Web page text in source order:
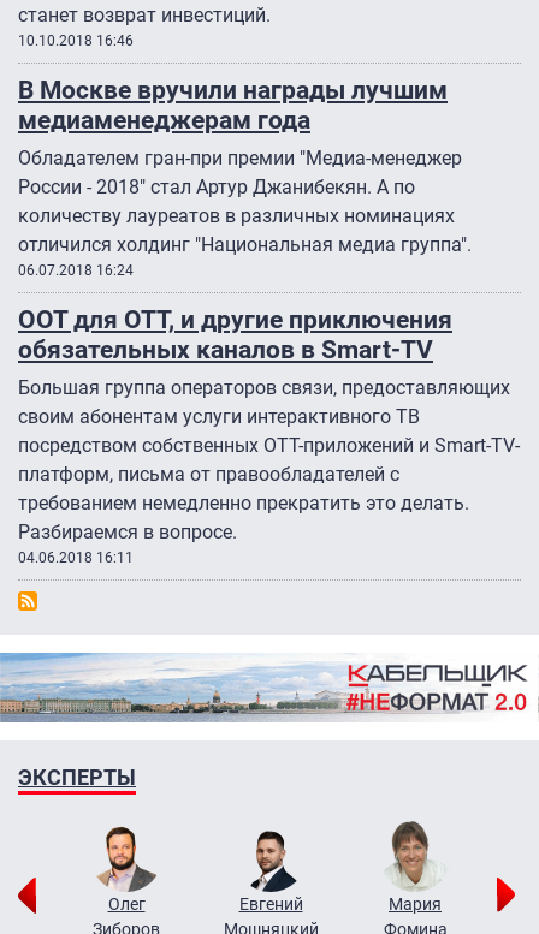
станет возврат инвестиций.
10.10.2018 16:46
В Москве вручили награды лучшим
медиаменеджерам года
Обладателем гран-при премии "Медиа-менеджер
России - 2018" стал Артур Джанибекян. А по
количеству лауреатов в различных номинациях
отличился холдинг "Национальная медиа группа".
06.07.2018 16:24
ООТ для ОТТ, и другие приключения
обязательных каналов в Smart-TV
Большая группа операторов связи, предоставляющих
своим абонентам услуги интерактивного ТВ
посредством собственных ОТТ-приложений и Smart-TV-
платформ, письма от правообладателей с
требованием немедленно прекратить это делать.
Разбираемся в вопросе.
04.06.2018 16:11
ЭКСПЕРТЫ
Олег
Зиборов
Евгений
Мошняцкий
Мария
Фомина